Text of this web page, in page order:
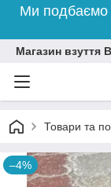
Ми подбаємо
Магазин взуття
Товари та
–4%